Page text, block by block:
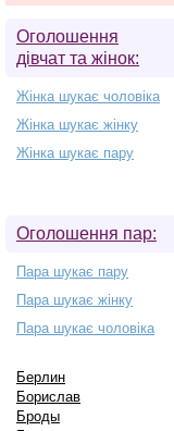
Оголошення
дівчат та жінок:
Жінка шукає чоловіка
Жінка шукає жінку
Жінка шукає пару
Оголошення пар:
Пара шукає пару
Пара шукає жінку
Пара шукає чоловіка
Берлин
Борислав
Броды